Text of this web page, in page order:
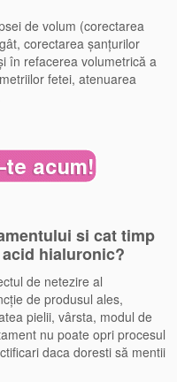
de volum (corectarea
corectarea şanţurilor
în refacerea volumetrică a
fetei, atenuarea
si cat timp
hialuronic?
de netezire al
de produsul ales,
pielii, vârsta, modul de
nu poate opri procesul
daca doresti să mentii